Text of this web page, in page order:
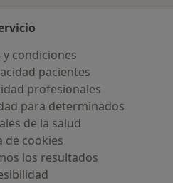
condiciones
pacientes
profesionales
para determinados
de la salud
de cookies
los resultados